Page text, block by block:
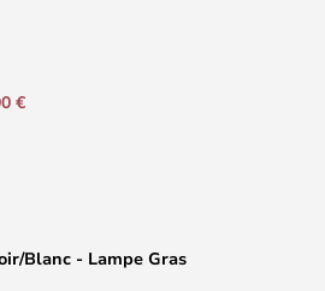
Blanc - Lampe Gras
€